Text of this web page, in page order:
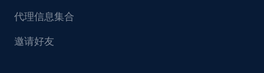
代理信息集合
邀请好友